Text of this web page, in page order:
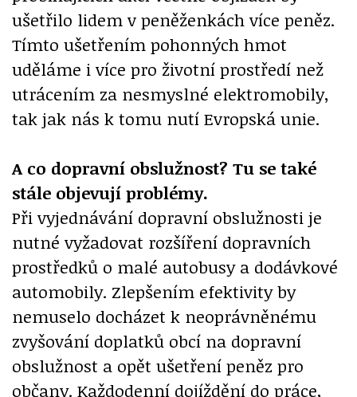
ušetřilo lidem v peněženkách více peněz.
Tímto ušetřením pohonných hmot
uděláme i více pro životní prostředí než
utrácením za nesmyslné elektromobily,
tak jak nás k tomu nutí Evropská unie.
A co dopravní obslužnost? Tu se také
stále objevují problémy.
Při vyjednávání dopravní obslužnosti je
nutné vyžadovat rozšíření dopravních
prostředků o malé autobusy a dodávkové
automobily. Zlepšením efektivity by
nemuselo docházet k neoprávněnému
zvyšování doplatků obcí na dopravní
obslužnost a opět ušetření peněz pro
občany. Každodenní dojíždění do práce,